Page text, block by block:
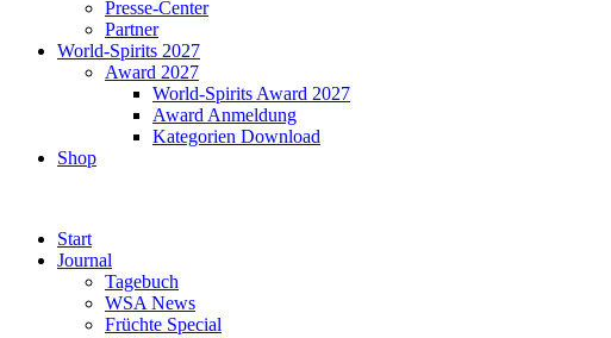
Presse-Center
Partner
World-Spirits 2027
Award 2027
World-Spirits Award 2027
Award Anmeldung
Kategorien Download
Shop
Start
Journal
Tagebuch
WSA News
Früchte Special